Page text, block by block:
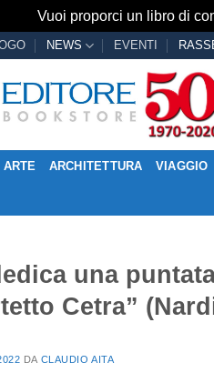
Vuoi proporci un libro di
NEWS EVENTI
ARTE ARCHITETTURA VIAGGIO
una
Cetra”
DA CLAUDIO AITA